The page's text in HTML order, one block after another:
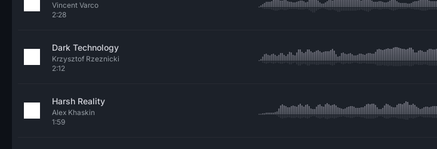
Vincent Varco
2:28
Dark Technology
Krzysztof Rzeznicki
2:12
Harsh Reality
Alex Khaskin
1:59